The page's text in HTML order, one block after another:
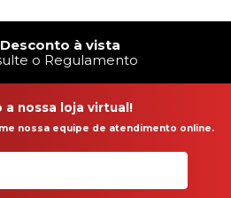
Desconto à vista
o Regulamento
a nossa loja virtual!
nossa equipe de atendimento online.